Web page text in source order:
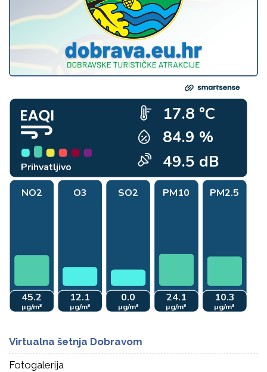
Virtualna šetnja Dobravom
Fotogalerija